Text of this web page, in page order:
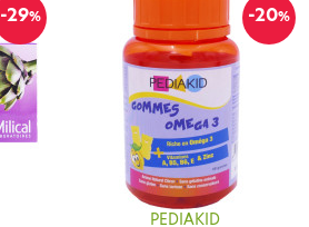
-29% -20%
PEDIAKID